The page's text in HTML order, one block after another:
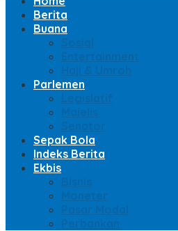
Berita
Buana
Sosial
Entertainment
Haji & Umroh
Parlemen
Legislatif
Majelis
Senator
Sepak Bola
Indeks Berita
Ekbis
Bisnis
Moneter
Pasar Modal
Perbankan